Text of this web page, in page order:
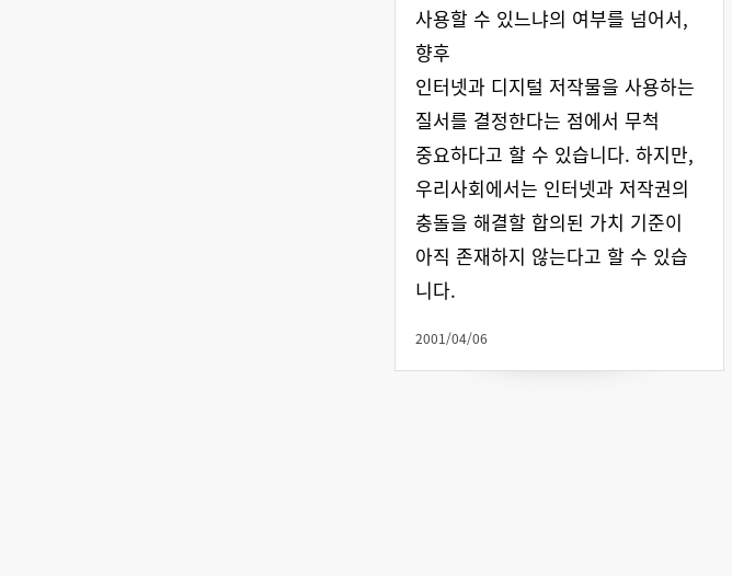
사용할 수 있느냐의 여부를 넘어서,
향후
인터넷과 디지털 저작물을 사용하는
질서를 결정한다는 점에서 무척
중요하다고 할 수 있습니다. 하지만,
우리사회에서는 인터넷과 저작권의
충돌을 해결할 합의된 가치 기준이
아직 존재하지 않는다고 할 수 있습
니다.
2001/04/06